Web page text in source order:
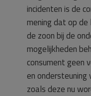
incidenten is de
mening dat op de
de zoon bij de
mogelijkheden
consument geen
en ondersteuning
zoals deze nu